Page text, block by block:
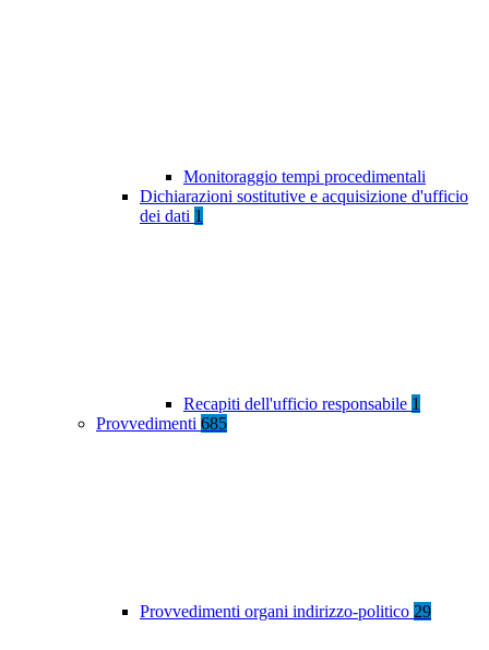
Monitoraggio tempi procedimentali
Dichiarazioni sostitutive e acquisizione d'ufficio
dei dati 1
Recapiti dell'ufficio responsabile 1
Provvedimenti 685
Provvedimenti organi indirizzo-politico 29